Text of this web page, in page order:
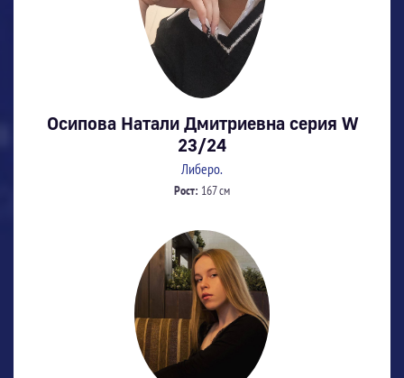
Осипова Натали Дмитриевна серия W
23/24
Либеро.
Рост: 167 см